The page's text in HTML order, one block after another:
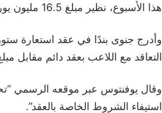
هذا الأسبوع، نظير مبلغ 16.5 مليون يورو.
وأدرج جنوى بندًا في عقد استعارة
التعاقد مع اللاعب بعقد دائم مقابل مبلغ 16.5 مليون يورو يتم تسديدهم على 4
وقال يوفنتوس عبر موقعه الرسمي
استيفاء الشروط الخاصة بالعقد”.